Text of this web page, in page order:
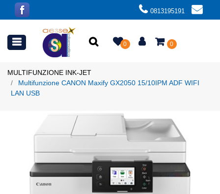
0813195191
Open menu 0 0
MULTIFUNZIONE INK-JET
Multifunzione CANON Maxify GX2050 15/10IPM ADF WIFI
LAN USB